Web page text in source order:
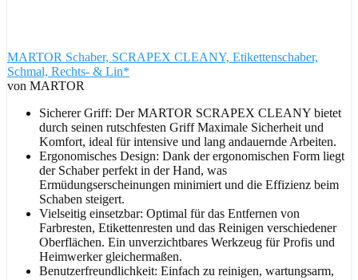
MARTOR Schaber, SCRAPEX CLEANY, Etikettenschaber,
Schmal, Rechts- & Lin*
von MARTOR
Sicherer Griff: Der MARTOR SCRAPEX CLEANY bietet
durch seinen rutschfesten Griff Maximale Sicherheit und
Komfort, ideal für intensive und lang andauernde Arbeiten.
Ergonomisches Design: Dank der ergonomischen Form liegt
der Schaber perfekt in der Hand, was
Ermüdungserscheinungen minimiert und die Effizienz beim
Schaben steigert.
Vielseitig einsetzbar: Optimal für das Entfernen von
Farbresten, Etikettenresten und das Reinigen verschiedener
Oberflächen. Ein unverzichtbares Werkzeug für Profis und
Heimwerker gleichermaßen.
Benutzerfreundlichkeit: Einfach zu reinigen, wartungsarm,